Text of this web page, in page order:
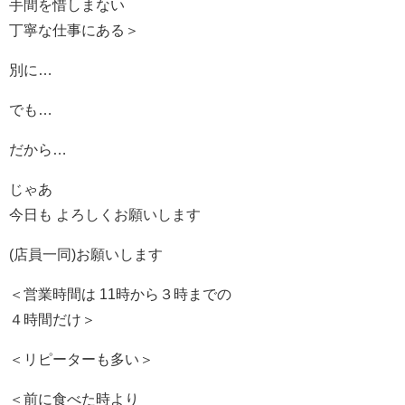
手間を惜しまない
丁寧な仕事にある＞
別に…
でも…
だから…
じゃあ
今日も よろしくお願いします
(店員一同)お願いします
＜営業時間は 11時から３時までの
４時間だけ＞
＜リピーターも多い＞
＜前に食べた時より